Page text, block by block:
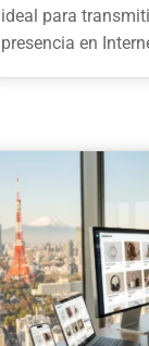
ideal para
presencia en